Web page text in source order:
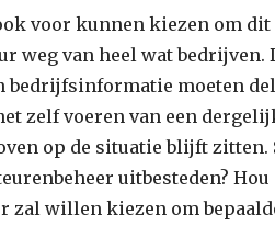
voor kunnen kiezen om dit
weg van heel wat
bedrijfsinformatie moeten
zelf voeren van een
op de situatie blijft zitten.
uitbesteden?
zal willen kiezen om